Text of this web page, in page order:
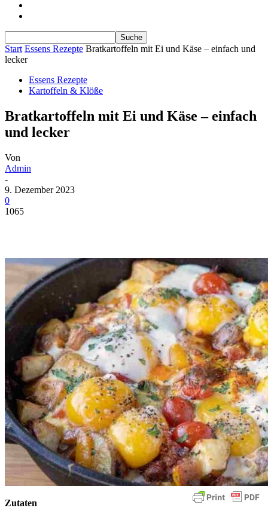
Start Essens Rezepte Bratkartoffeln mit Ei und Käse – einfach und
lecker
Essens Rezepte
Kartoffeln & Klöße
Bratkartoffeln mit Ei und Käse – einfach
und lecker
Von
Admin
-
9. Dezember 2023
0
1065
Zutaten